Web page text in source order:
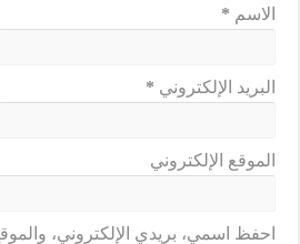
الاسم *
البريد الإلكتروني *
الموقع الإلكتروني
احفظ اسمي، بريدي الإلكتروني،